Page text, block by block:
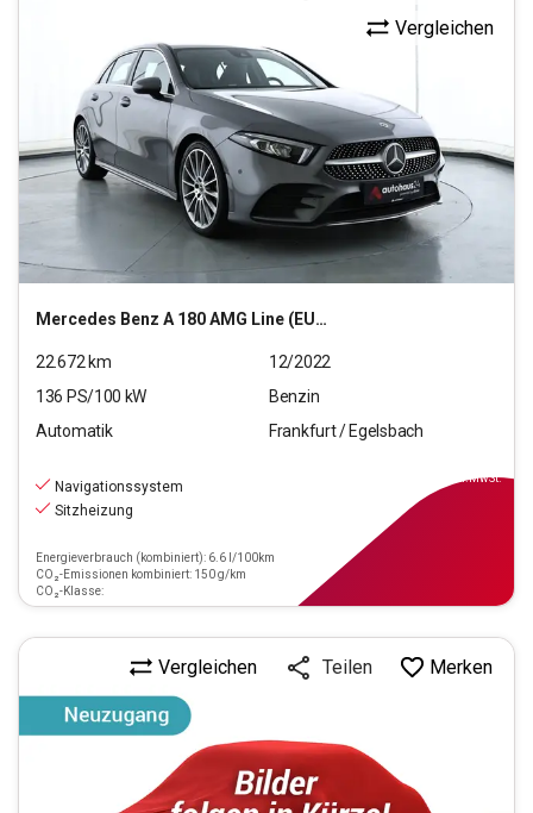
Mercedes Benz A 180 AMG Line (EURO 6d)
Vergleichen
22.672km
12/2022
136 PS/100 kW
Benzin
Automatik
Frankfurt / Egelsbach
Navigationssystem
Sitzheizung
Energieverbrauch (kombiniert): 6.6 l/100km
CO₂-Emissionen kombiniert: 150 g/km
CO₂-Klasse:
inkl.MwSt.
Vergleichen Teilen Merken